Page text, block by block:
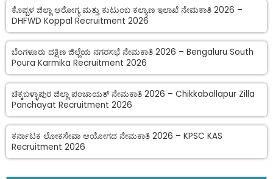
ಕೊಪ್ಪಳ ಜಿಲ್ಲಾ ಆರೋಗ್ಯ ಮತ್ತು ಕುಟುಂಬ ಕಲ್ಯಾಣ ಇಲಾಖೆ ನೇಮಕಾತಿ 2026 –
DHFWD Koppal Recruitment 2026
ಬೆಂಗಳೂರು ದಕ್ಷಿಣ ಜಿಲ್ಲೆಯ ನಗರಸಭೆ ನೇಮಕಾತಿ 2026 – Bengaluru South
Poura Karmika Recruitment 2026
ಚಿಕ್ಕಬಳ್ಳಾಪುರ ಜಿಲ್ಲಾ ಪಂಚಾಯತ್ ನೇಮಕಾತಿ 2026 – Chikkaballapur Zilla
Panchayat Recruitment 2026
ಕರ್ನಾಟಕ ಲೋಕಸೇವಾ ಆಯೋಗದ ನೇಮಕಾತಿ 2026 – KPSC KAS
Recruitment 2026